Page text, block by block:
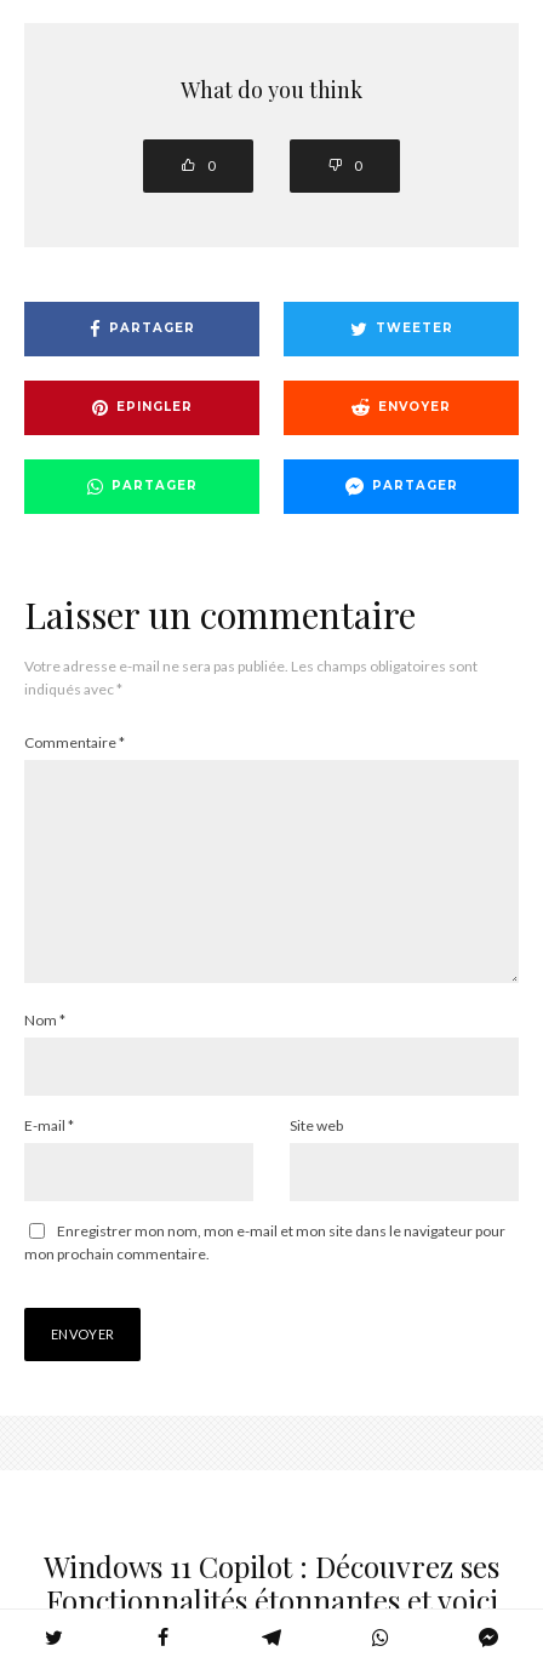
What do you think
0 0
PARTAGER TWEETER
EPINGLER ENVOYER
PARTAGER PARTAGER
Laisser un commentaire
Votre adresse e-mail ne sera pas publiée. Les champs obligatoires sont
indiqués avec*
Commentaire*
Nom *
E-mail * Site web
Enregistrer mon nom, mon e-mail et mon site dans le navigateur pour
mon prochain commentaire.
Windows 11 Copilot : Découvrez ses
Fonctionnalités étonnantes et voici
Comment l’essayer dès maintenant !